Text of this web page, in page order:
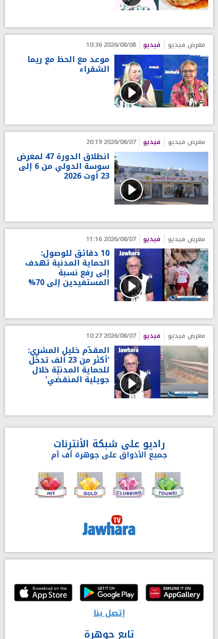
معرض فيديو فيديو 2026/08/08 10:36
موعد مع الحظ مع ريما
الشقراء
معرض فيديو فيديو 2026/08/07 20:19
انطلاق الدورة 47 لمعرض
سوسة الدولي من 6 إلى
23 أوت 2026
معرض فيديو فيديو 2026/08/07 11:16
10 دقائق للوصول:
الحماية المدنية تهدف
إلى رفع نسبة
المستفيدين إلى 70%
معرض فيديو فيديو 2026/08/07 10:27
المقدّم خليل المشري:
'أكثر من 23 ألف تدخّل
للحماية المدنيّة خلال
جويلية المنقضي'
راديو على شبكة الأنترنات
جميع الأذواق على جوهرة أف آم
إتصل بنا
تابع جوهرة